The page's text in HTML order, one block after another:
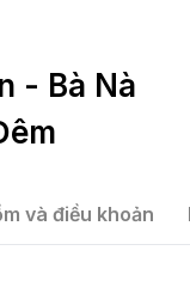
- Bà Nà
và điều khoản